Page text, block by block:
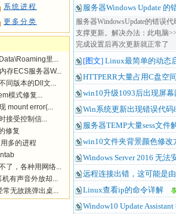
服务器Windows Update 的
服务器WindowsUpdate的错误
支撑更新。解决办法：此电脑
完成设置后再次更新就正常了
[图文] Linux最简单的动态
HTTPERR大量占用C盘空
win10升级1093后出现屏
Win系统更新出现错误代码
服务器TEMP大量sess文件
win10文件夹背景颜色修改
Windows Server 2016 无法
远程连接出错，这可能是
Linux查看ip的命令详解
Window10 Update
系统进程
更多分类
里...
存ECS服务器W...
同版本的Dll文...
模式修复...
mount error(...
接受控制信...
修复
多的进程
了，各种用网络...
有声音外放却...
无故跳弹出桌...